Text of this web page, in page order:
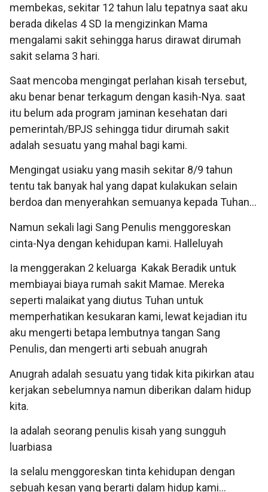
membekas, sekitar 12 tahun lalu tepatnya saat aku
berada dikelas 4 SD Ia mengizinkan Mama
mengalami sakit sehingga harus dirawat dirumah
sakit selama 3 hari.
Saat mencoba mengingat perlahan kisah tersebut,
aku benar benar terkagum dengan kasih-Nya. saat
itu belum ada program jaminan kesehatan dari
pemerintah/BPJS sehingga tidur dirumah sakit
adalah sesuatu yang mahal bagi kami.
Mengingat usiaku yang masih sekitar 8/9 tahun
tentu tak banyak hal yang dapat kulakukan selain
berdoa dan menyerahkan semuanya kepada Tuhan…
Namun sekali lagi Sang Penulis menggoreskan
cinta-Nya dengan kehidupan kami. Halleluyah
Ia menggerakan 2 keluarga Kakak Beradik untuk
membiayai biaya rumah sakit Mamae. Mereka
seperti malaikat yang diutus Tuhan untuk
memperhatikan kesukaran kami, lewat kejadian itu
aku mengerti betapa lembutnya tangan Sang
Penulis, dan mengerti arti sebuah anugrah
Anugrah adalah sesuatu yang tidak kita pikirkan atau
kerjakan sebelumnya namun diberikan dalam hidup
kita.
Ia adalah seorang penulis kisah yang sungguh
luarbiasa
Ia selalu menggoreskan tinta kehidupan dengan
sebuah kesan yang berarti dalam hidup kami…